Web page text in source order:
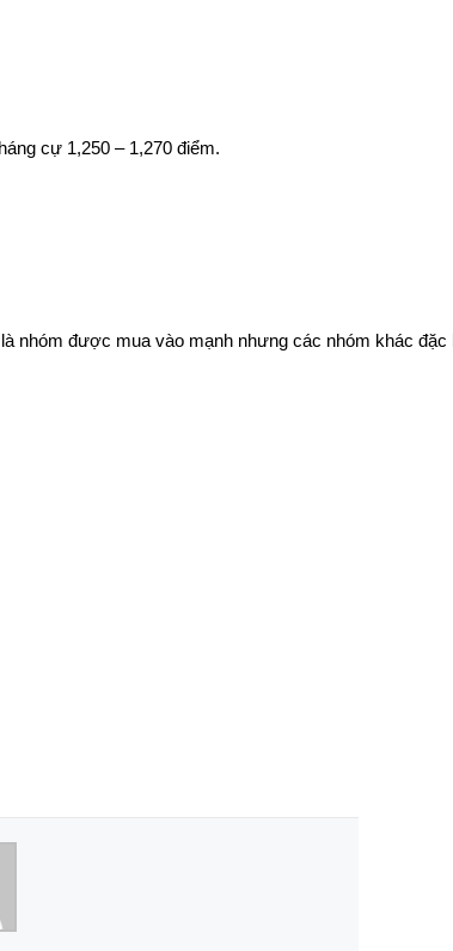
cự 1,250 – 1,270 điểm.
nhóm được mua vào mạnh nhưng các nhóm khác